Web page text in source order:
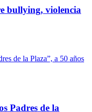
bullying, violencia
Padres de la